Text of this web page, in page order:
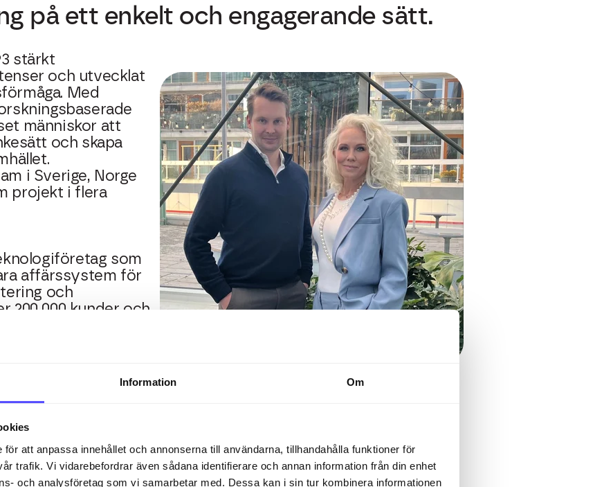
Information Om
att anpassa innehållet och annonserna till användarna, tillhandahålla funktioner för
trafik. Vi vidarebefordrar även sådana identifierare och annan information från din enhet
och analysföretag som vi samarbetar med. Dessa kan i sin tur kombinera informationen
på ett enkelt och engagerande sätt.
stärkt
och utvecklat
Med
människor att
och skapa
i Sverige, Norge
projekt i flera
som
affärssystem för
och
200 000 kunder och
vill
trygghet för
sig åt det de
idéer och växa.
värde i att kombinera vår